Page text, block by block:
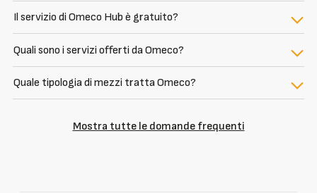
Il servizio di Omeco Hub è gratuito?
Quali sono i servizi offerti da Omeco?
Quale tipologia di mezzi tratta Omeco?
Mostra tutte le domande frequenti